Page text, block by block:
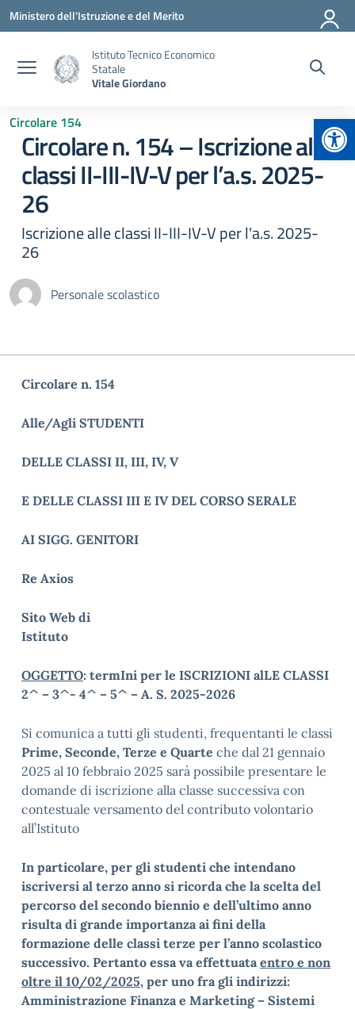
Vai ai contenuti
Vai al menu di navigazione
Vai al footer
Ministero dell'Istruzione e del Merito
Istituto Tecnico Economico
Statale
Vitale Giordano
Circolare 154
Circolare n. 154 – Iscrizione alle
classi II-III-IV-V per l’a.s. 2025-
26
Iscrizione alle classi II-III-IV-V per l'a.s. 2025-
26
Personale scolastico
Circolare n. 154
Alle/Agli STUDENTI
DELLE CLASSI II, III, IV, V
E DELLE CLASSI III E IV DEL CORSO SERALE
AI SIGG. GENITORI
Re Axios
Sito Web di
Istituto
OGGETTO: termIni per le ISCRIZIONI alLE CLASSI
2^ – 3^- 4^ – 5^ – A. S. 2025-2026
Si comunica a tutti gli studenti, frequentanti le classi
Prime, Seconde, Terze e Quarte che dal 21 gennaio
2025 al 10 febbraio 2025 sarà possibile presentare le
domande di iscrizione alla classe successiva con
contestuale versamento del contributo volontario
all’Istituto
In particolare, per gli studenti che intendano
iscriversi al terzo anno si ricorda che la scelta del
percorso del secondo biennio e dell’ultimo anno
risulta di grande importanza ai fini della
formazione delle classi terze per l’anno scolastico
successivo. Pertanto essa va effettuataentro e non
oltre il 10/02/2025, per uno fra gli indirizzi:
Amministrazione Finanza e Marketing – Sistemi